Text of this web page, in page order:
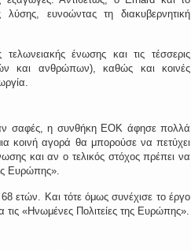
ευνοώντας τη διακυβερνητική
ένωσης και τις τέσσερις
και ανθρώπων), καθώς και κοινές
σαφές, η συνθήκη ΕΟΚ άφησε πολλά
κοινή αγορά θα μπορούσε να πετύχει
και αν ο τελικός στόχος πρέπει να
Ευρώπης».
ετών. Και τότε όμως συνέχισε το έργο
«Ηνωμένες Πολιτείες της Ευρώπης».